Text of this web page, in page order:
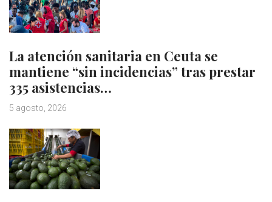
La atención sanitaria en Ceuta se
mantiene “sin incidencias” tras prestar
335 asistencias…
5 agosto, 2026